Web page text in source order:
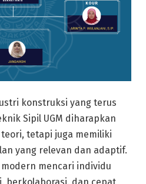
konstruksi yang terus
Sipil UGM diharapkan
tetapi juga memiliki
yang relevan dan adaptif.
mencari individu